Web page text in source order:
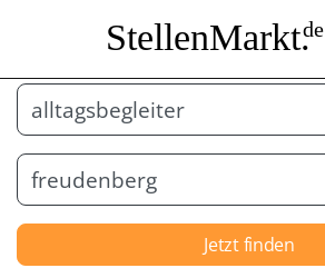
StellenMarkt.de
Jetzt finden